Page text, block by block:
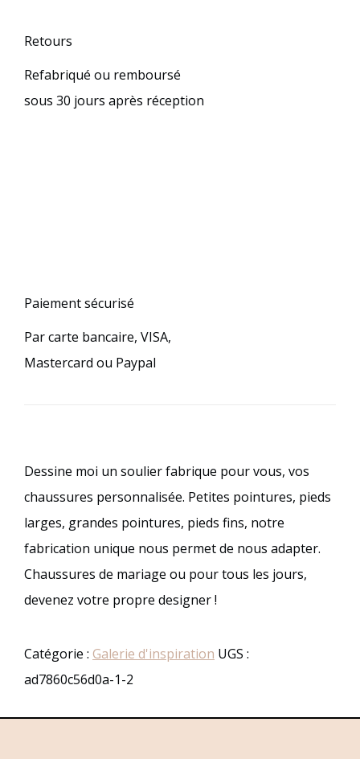
Retours
Refabriqué ou remboursé
sous 30 jours après réception
Paiement sécurisé
Par carte bancaire, VISA,
Mastercard ou Paypal
Dessine moi un soulier fabrique pour vous, vos
chaussures personnalisée. Petites pointures, pieds
larges, grandes pointures, pieds fins, notre
fabrication unique nous permet de nous adapter.
Chaussures de mariage ou pour tous les jours,
devenez votre propre designer !
Catégorie : Galerie d'inspiration UGS :
ad7860c56d0a-1-2